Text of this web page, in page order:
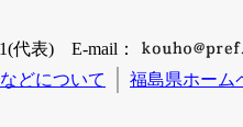
代表) E-mail：
どについて 福島県ホーム